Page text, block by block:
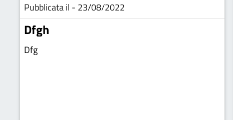
Pubblicata il - 23/08/2022
Dfgh
Dfg